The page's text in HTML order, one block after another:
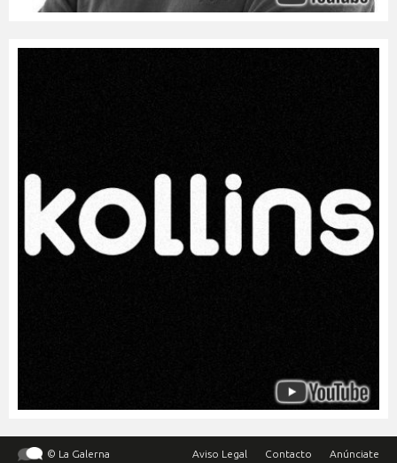
© La Galerna Aviso Legal Contacto Anúnciate